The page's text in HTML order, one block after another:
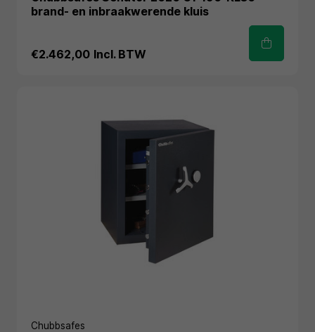
brand- en inbraakwerende kluis
€2.462,00 Incl. BTW
Chubbsafes